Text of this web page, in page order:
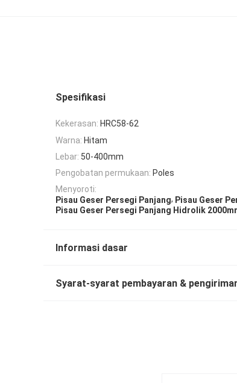
Spesifikasi
Kekerasan: HRC58-62
Warna: Hitam
Lebar: 50-400mm
Pengobatan permukaan: Poles
Menyoroti:
Pisau Geser Persegi Panjang, Pisau Geser
Pisau Geser Persegi Panjang Hidrolik
Informasi dasar
Syarat-syarat pembayaran &